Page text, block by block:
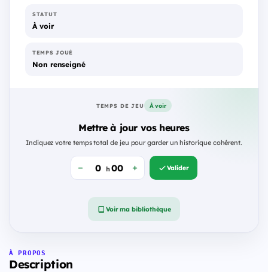
STATUT
À voir
TEMPS JOUÉ
Non renseigné
TEMPS DE JEU À voir
Mettre à jour vos heures
Indiquez votre temps total de jeu pour garder un historique cohérent.
h Valider
Voir ma bibliothèque
À PROPOS
Description